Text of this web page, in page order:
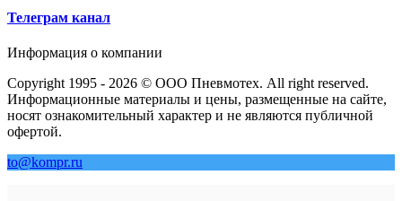
Телеграм канал
Информация о компании
Copyright 1995 - 2026 © ООО Пневмотех. All right reserved.
Информационные материалы и цены, размещенные на сайте,
носят ознакомительный характер и не являются публичной
офертой.
to@kompr.ru